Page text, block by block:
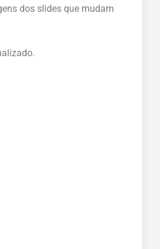
dos slides que mudam